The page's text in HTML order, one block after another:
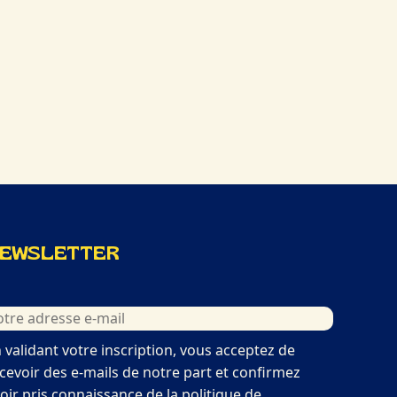
validant votre inscription, vous acceptez de
des e-mails de notre part et confirmez